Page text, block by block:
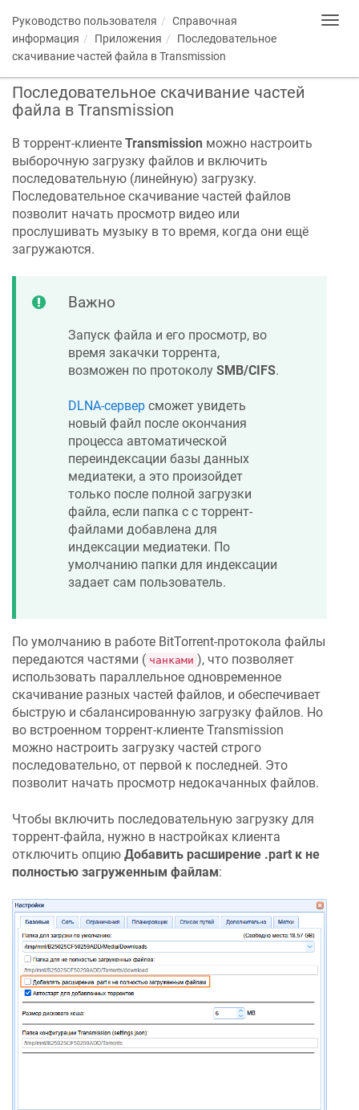
Руководство пользователя
Справочная
информация
Приложения
Последовательное
скачивание частей файла в Transmission
Последовательное скачивание частей
файла в Transmission
В торрент-клиенте Transmission можно настроить
выборочную загрузку файлов и включить
последовательную (линейную) загрузку.
Последовательное скачивание частей файлов
позволит начать просмотр видео или
прослушивать музыку в то время, когда они ещё
загружаются.
Важно
Запуск файла и его просмотр, во
время закачки торрента,
возможен по протоколу SMB/CIFS.
DLNA-сервер сможет увидеть
новый файл после окончания
процесса автоматической
переиндексации базы данных
медиатеки, а это произойдет
только после полной загрузки
файла, если папка с с торрент-
файлами добавлена для
индексации медиатеки. По
умолчанию папки для индексации
задает сам пользователь.
По умолчанию в работе BitTorrent-протокола файлы
передаются частями ( чанками ), что позволяет
использовать параллельное одновременное
скачивание разных частей файлов, и обеспечивает
быструю и сбалансированную загрузку файлов. Но
во встроенном торрент-клиенте Transmission
можно настроить загрузку частей строго
последовательно, от первой к последней. Это
позволит начать просмотр недокачанных файлов.
Чтобы включить последовательную загрузку для
торрент-файла, нужно в настройках клиента
отключить опцию Добавить расширение .part к не
полностью загруженным файлам: